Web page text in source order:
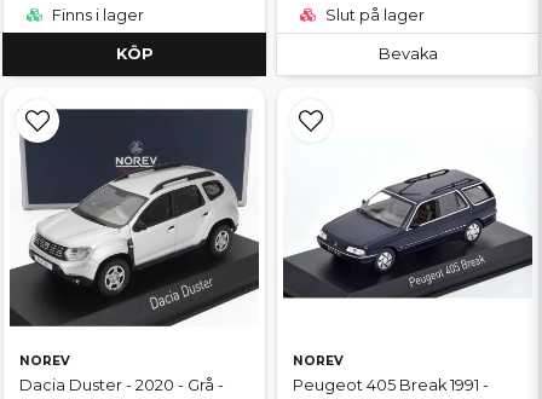
Finns i lager
KÖP
Slut på lager
Bevaka
NOREV
Dacia Duster - 2020 - Grå -
NOREV
Peugeot 405 Break 1991 -